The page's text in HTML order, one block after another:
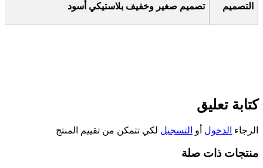
التصميم تصميم صغير وخفيف بلاستيكي أسود
كتابة تعليق
الرجاء الدخول أو التسجيل لكي تتمكن من تقييم المنتج
منتجات ذات صلة